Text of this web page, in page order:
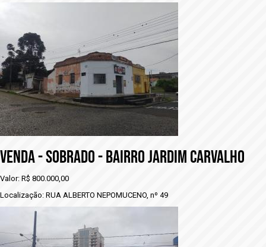
VENDA - SOBRADO - BAIRRO JARDIM CARVALHO
Valor: R$ 800.000,00
Localização: RUA ALBERTO NEPOMUCENO, nº 49